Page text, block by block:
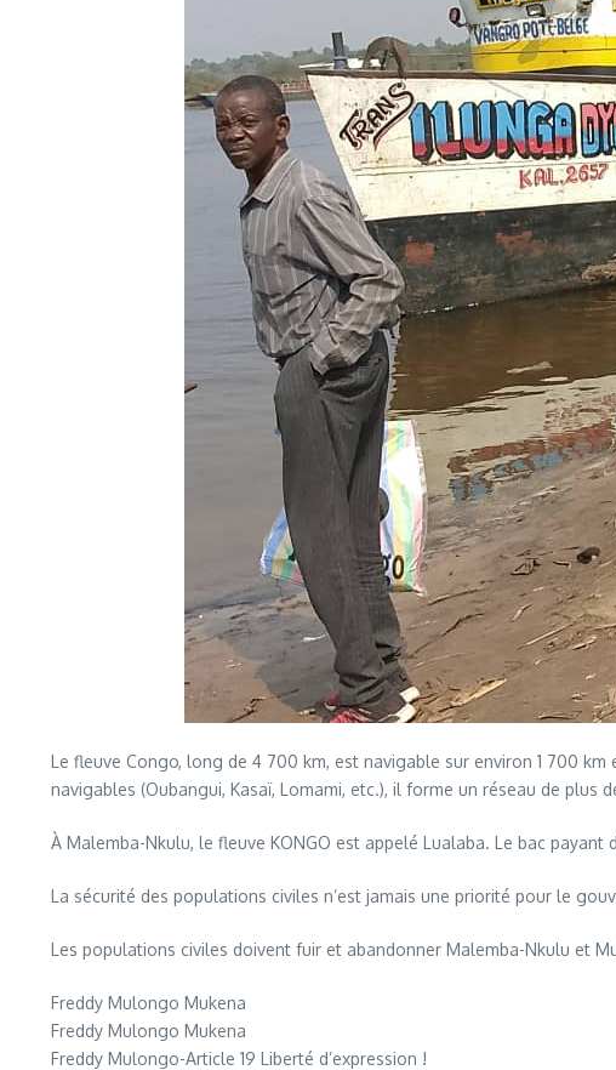
Le fleuve Congo, long de 4 700 km, est navigable sur environ 1 700 km
navigables (Oubangui, Kasaï, Lomami, etc.), il forme un réseau de plus
À Malemba-Nkulu, le fleuve KONGO est appelé Lualaba. Le bac
La sécurité des populations civiles n’est jamais une priorité pour le
Les populations civiles doivent fuir et abandonner Malemba-Nkulu et
Freddy Mulongo Mukena
Freddy Mulongo Mukena
Freddy Mulongo-Article 19 Liberté d’expression !